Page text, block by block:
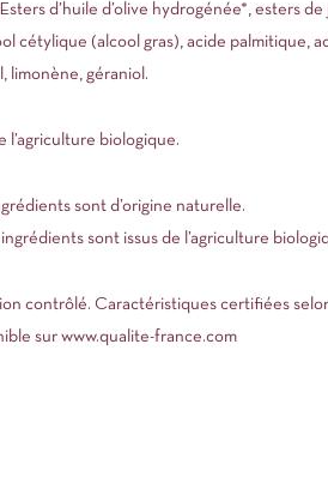
d’huile d’olive hydrogénée*, esters
cétylique (alcool gras), acide
limonène, géraniol.
l’agriculture biologique.
sont d’origine naturelle.
sont issus de l’agriculture
contrôlé. Caractéristiques certifiées
sur www.qualite-france.com